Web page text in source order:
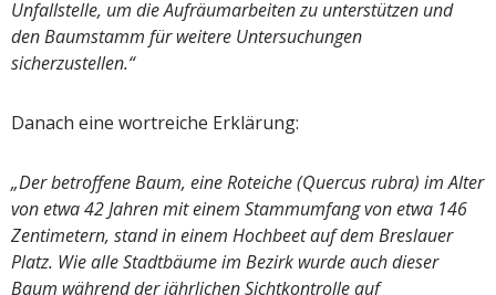
Unfallstelle, um die Aufräumarbeiten zu unterstützen und
den Baumstamm für weitere Untersuchungen
sicherzustellen.“
Danach eine wortreiche Erklärung:
„Der betroffene Baum, eine Roteiche (Quercus rubra) im Alter
von etwa 42 Jahren mit einem Stammumfang von etwa 146
Zentimetern, stand in einem Hochbeet auf dem Breslauer
Platz. Wie alle Stadtbäume im Bezirk wurde auch dieser
Baum während der jährlichen Sichtkontrolle auf